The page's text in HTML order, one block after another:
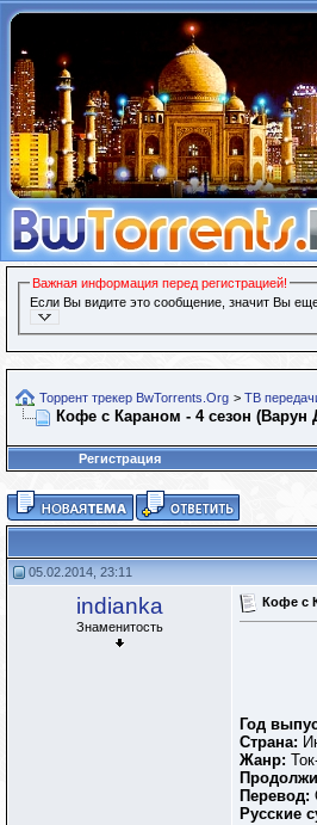
Важная информация перед регистрацией!
Если Вы видите это сообщение, значит Вы
Торрент трекер BwTorrents.Org > ТВ
Кофе с Караном - 4 сезон (Варун
Регистрация
05.02.2014, 23:11
indianka
Знаменитость
Кофе с
Год
Страна:
Жанр:
Перевод:
Русские